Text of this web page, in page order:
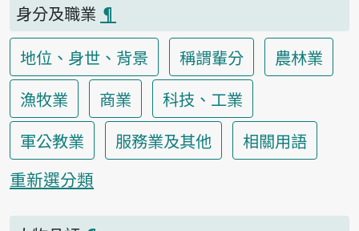
身分及職業 ¶
地位、身世、背景
稱謂輩分
農林業
漁牧業
商業
科技、工業
軍公教業
服務業及其他
相關用語
重新選分類